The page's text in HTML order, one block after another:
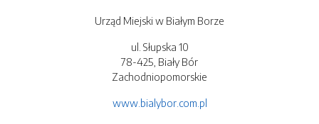
Urząd Miejski w Białym Borze
ul. Słupska 10
78-425, Biały Bór
Zachodniopomorskie
www.bialybor.com.pl